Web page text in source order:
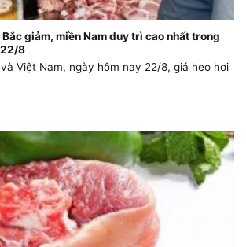
giảm, miền Nam duy trì cao nhất trong
8
Việt Nam, ngày hôm nay 22/8, giá heo hơi